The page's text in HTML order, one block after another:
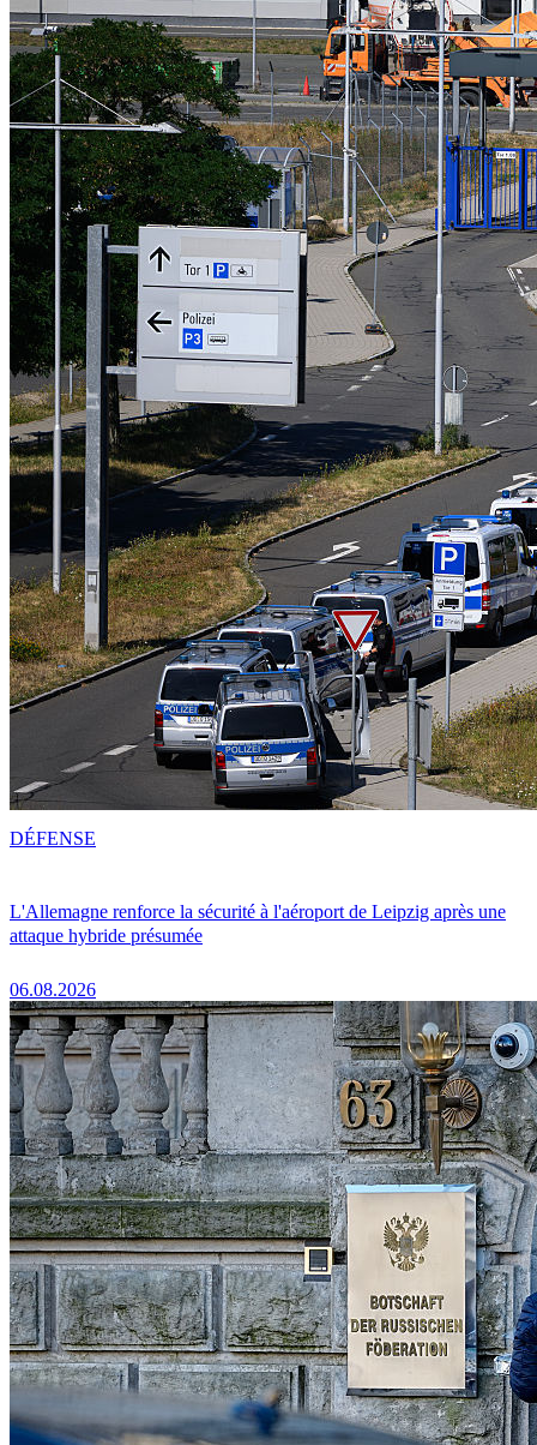
L'Allemagne renforce la sécurité à l'aéroport de Leipzig après une
attaque hybride présumée
06.08.2026
DÉFENSE